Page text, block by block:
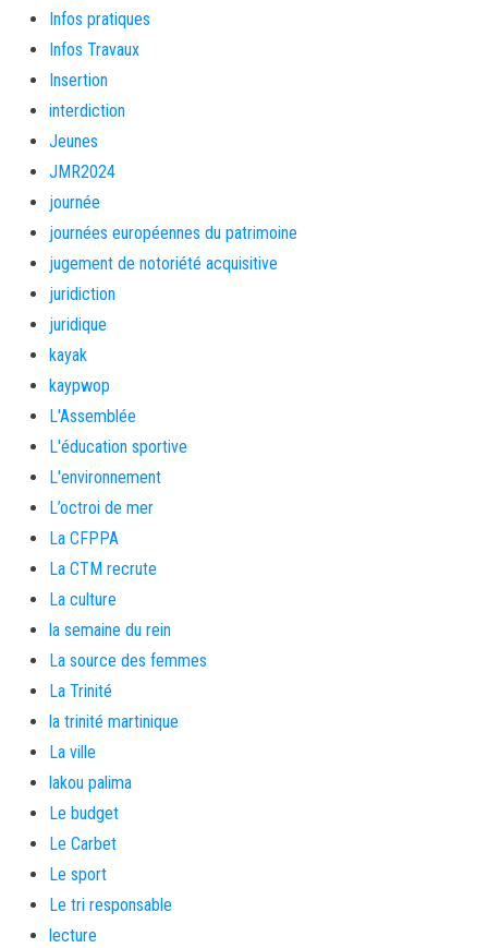
Infos pratiques
Infos Travaux
Insertion
interdiction
Jeunes
JMR2024
journée
journées européennes du patrimoine
jugement de notoriété acquisitive
juridiction
juridique
kayak
kaypwop
L'Assemblée
L'éducation sportive
L'environnement
L’octroi de mer
La CFPPA
La CTM recrute
La culture
la semaine du rein
La source des femmes
La Trinité
la trinité martinique
La ville
lakou palima
Le budget
Le Carbet
Le sport
Le tri responsable
lecture